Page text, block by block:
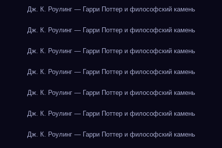
Дж. К. Роулинг — Гарри Поттер и философский камень
Дж. К. Роулинг — Гарри Поттер и философский камень
Дж. К. Роулинг — Гарри Поттер и философский камень
Дж. К. Роулинг — Гарри Поттер и философский камень
Дж. К. Роулинг — Гарри Поттер и философский камень
Дж. К. Роулинг — Гарри Поттер и философский камень
Дж. К. Роулинг — Гарри Поттер и философский камень